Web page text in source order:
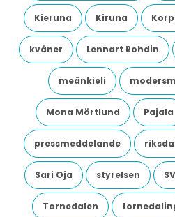
Kieruna Kiruna
kväner Lennart Rohdin
meänkieli
Mona Mörtlund Pajala
pressmeddelande
Sari Oja styrelsen
Tornedalen